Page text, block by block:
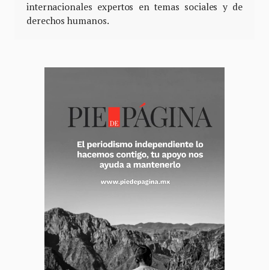
internacionales expertos en temas sociales y de
derechos humanos.